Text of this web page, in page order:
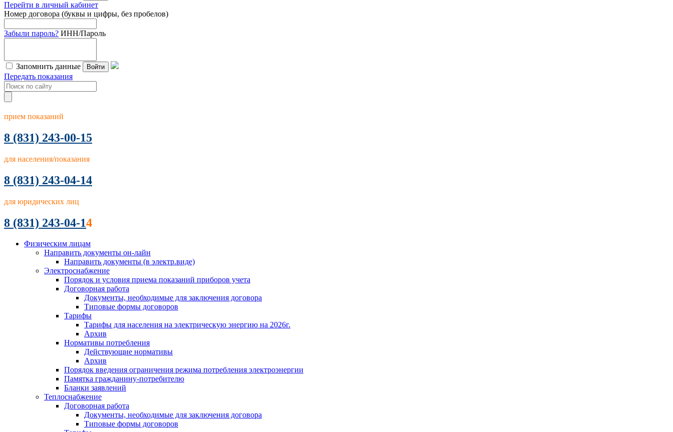
Перейти в личный кабинет
Номер договора (буквы и цифры, без пробелов)
Забыли пароль? ИНН/Пароль
Запомнить данные Войти
Передать показания
прием показаний
8 (831) 243-00-15
для населения/показания
8 (831) 243-04-14
для юридических лиц
8 (831) 243-04-14
Физическим лицам
Направить документы он-лайн
Направить документы (в электр.виде)
Электроснабжение
Порядок и условия приема показаний приборов учета
Договорная работа
Документы, необходимые для заключения договора
Типовые формы договоров
Тарифы
Тарифы для населения на электрическую энергию на 2026г.
Архив
Нормативы потребления
Действующие нормативы
Архив
Порядок введения ограничения режима потребления электроэнергии
Памятка гражданину-потребителю
Бланки заявлений
Теплоснабжение
Договорная работа
Документы, необходимые для заключения договора
Типовые формы договоров